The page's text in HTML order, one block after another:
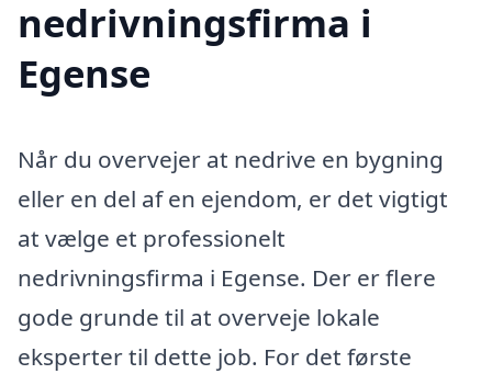
nedrivningsfirma i
Egense
Når du overvejer at nedrive en bygning
eller en del af en ejendom, er det vigtigt
at vælge et professionelt
nedrivningsfirma i Egense. Der er flere
gode grunde til at overveje lokale
eksperter til dette job. For det første